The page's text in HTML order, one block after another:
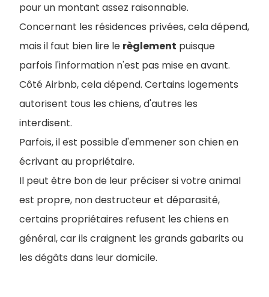
pour un montant assez raisonnable.
Concernant les résidences privées, cela dépend,
mais il faut bien lire le règlement puisque
parfois l'information n'est pas mise en avant.
Côté Airbnb, cela dépend. Certains logements
autorisent tous les chiens, d'autres les
interdisent.
Parfois, il est possible d'emmener son chien en
écrivant au propriétaire.
Il peut être bon de leur préciser si votre animal
est propre, non destructeur et déparasité,
certains propriétaires refusent les chiens en
général, car ils craignent les grands gabarits ou
les dégâts dans leur domicile.